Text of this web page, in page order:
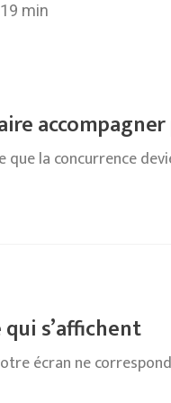
min
accompagner
la concurrence
s’affichent
écran ne